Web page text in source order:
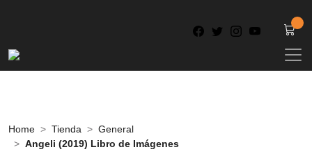
Home Tienda
General
Angeli (2019) Libro de Imágenes